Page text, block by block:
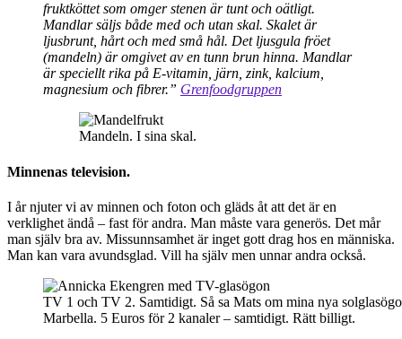
fruktköttet som omger stenen är tunt och oätligt.
Mandlar säljs både med och utan skal. Skalet är
ljusbrunt, hårt och med små hål. Det ljusgula fröet
(mandeln) är omgivet av en tunn brun hinna. Mandlar
är speciellt rika på E-vitamin, järn, zink, kalcium,
magnesium och fibrer.” Grenfoodgruppen
Mandeln. I sina skal.
Minnenas television.
I år njuter vi av minnen och foton och gläds åt att det är en
verklighet ändå – fast för andra. Man måste vara generös. Det mår
man själv bra av. Missunnsamhet är inget gott drag hos en människa.
Man kan vara avundsglad. Vill ha själv men unnar andra också.
TV 1 och TV 2. Samtidigt. Så sa Mats om mina nya
Marbella. 5 Euros för 2 kanaler – samtidigt. Rätt billigt.